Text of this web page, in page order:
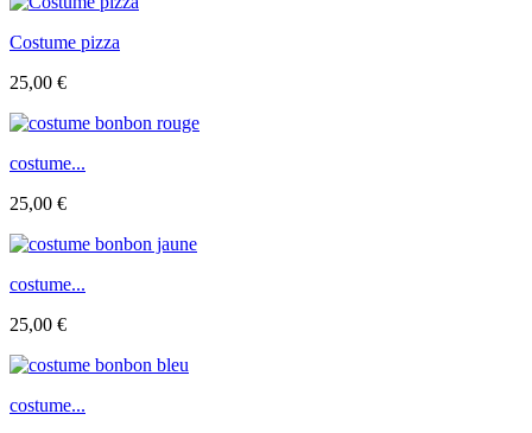
Costume pizza
25,00 €
costume...
25,00 €
costume...
25,00 €
costume...